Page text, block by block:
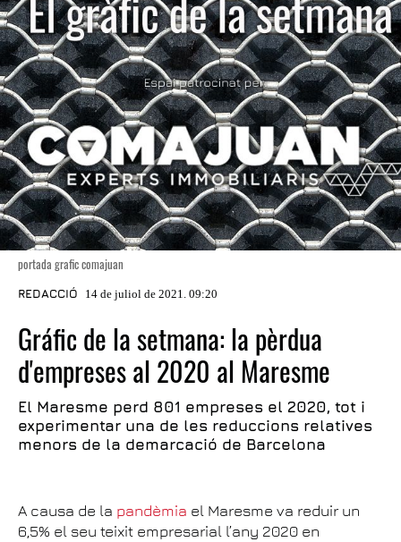
portada grafic comajuan
REDACCIÓ 14 de juliol de 2021. 09:20
Gráfic de la setmana: la pèrdua
d'empreses al 2020 al Maresme
El Maresme perd 801 empreses el 2020, tot i
experimentar una de les reduccions relatives
menors de la demarcació de Barcelona
A causa de la pandèmia el Maresme va reduir un
6,5% el seu teixit empresarial l’any 2020 en